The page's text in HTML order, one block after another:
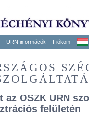
URN informácók Fiókom
az OSZK URN
felületén